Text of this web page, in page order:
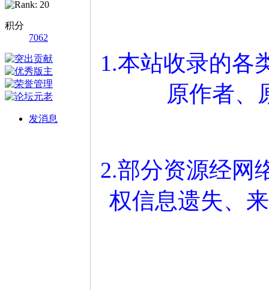
积分
7062
发消息
1.本站收录的各
原作者、
2.部分资源经网
权信息遗失、